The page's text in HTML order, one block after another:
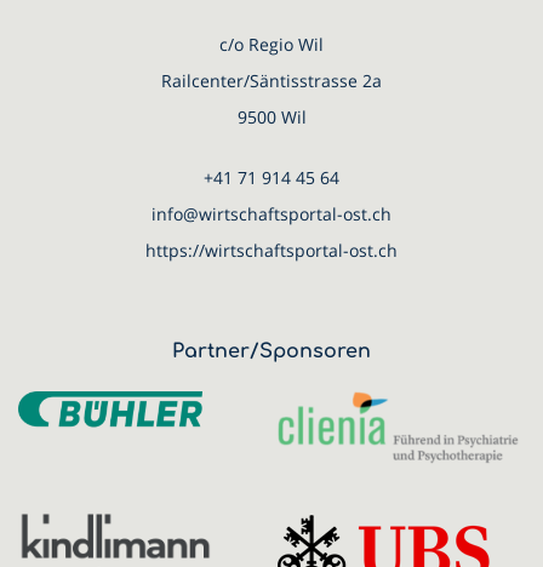
c/o Regio Wil
Railcenter/Säntisstrasse 2a
9500 Wil
+41 71 914 45 64
info@wirtschaftsportal-ost.ch
https://wirtschaftsportal-ost.ch
Partner/Sponsoren